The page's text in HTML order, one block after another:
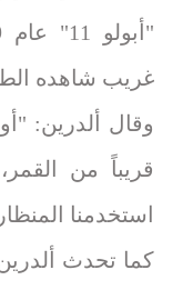
غريب شاهده
وقال ألدرين:
قريباً من
استخدمنا
كما تحدث